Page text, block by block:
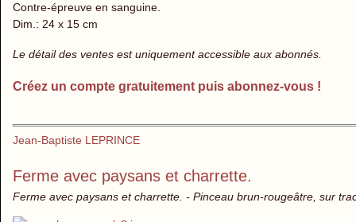
Contre-épreuve en sanguine.
Dim.: 24 x 15 cm
Le détail des ventes est uniquement accessible aux abonnés.
Créez un compte gratuitement puis abonnez-vous !
Jean-Baptiste LEPRINCE
Ferme avec paysans et charrette.
Ferme avec paysans et charrette. - Pinceau brun-rougeâtre, sur